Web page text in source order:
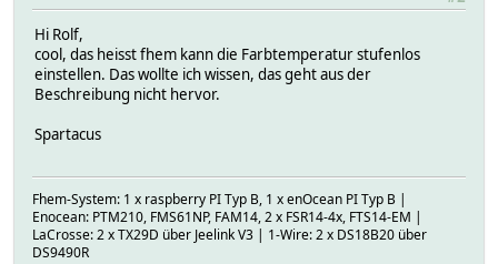
Hi Rolf,
cool, das heisst fhem kann die Farbtemperatur stufenlos
einstellen. Das wollte ich wissen, das geht aus der
Beschreibung nicht hervor.
Spartacus
Fhem-System: 1 x raspberry PI Typ B, 1 x enOcean PI Typ B |
Enocean: PTM210, FMS61NP, FAM14, 2 x FSR14-4x, FTS14-EM |
LaCrosse: 2 x TX29D über Jeelink V3 | 1-Wire: 2 x DS18B20 über
DS9490R